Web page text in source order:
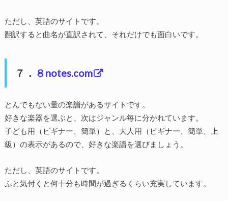
ただし、英語のサイトです。
翻訳すると曲名が直訳されて、それだけでも面白いです。
７． ８notes.com
とんでもない量の楽譜があるサイトです。
好きな楽器を選ぶと、次はジャンル毎に分かれています。
子ども用（ビギナー、簡単）と、大人用（ビギナー、簡単、上
級）の表示があるので、好きな楽譜を選びましょう。
ただし、英語のサイトです。
ふと気付くと何十分も時間が過ぎるくらい充実しています。